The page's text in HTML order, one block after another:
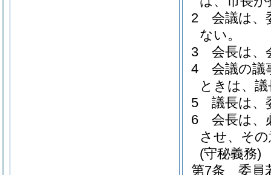
2
会議は、
ない。
3
会長は、
4
会議の議
ときは、
5
議長は、
6
会長は、
させ、そ
(守秘義務)
第7条
委員